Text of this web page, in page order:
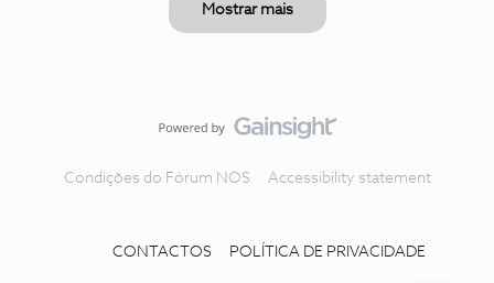
Mostrar mais
Condições do Fórum NOS Accessibility statement
CONTACTOS POLÍTICA DE PRIVACIDADE